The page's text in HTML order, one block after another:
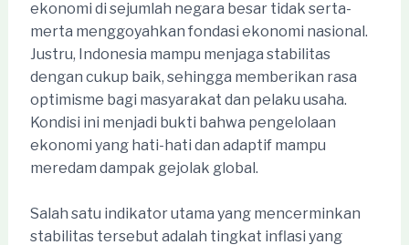
ekonomi di sejumlah negara besar tidak serta-
merta menggoyahkan fondasi ekonomi nasional.
Justru, Indonesia mampu menjaga stabilitas
dengan cukup baik, sehingga memberikan rasa
optimisme bagi masyarakat dan pelaku usaha.
Kondisi ini menjadi bukti bahwa pengelolaan
ekonomi yang hati-hati dan adaptif mampu
meredam dampak gejolak global.
Salah satu indikator utama yang mencerminkan
stabilitas tersebut adalah tingkat inflasi yang